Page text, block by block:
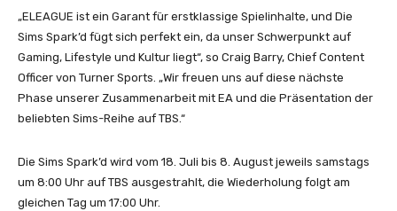
„ELEAGUE ist ein Garant für erstklassige Spielinhalte, und Die
Sims Spark’d fügt sich perfekt ein, da unser Schwerpunkt auf
Gaming, Lifestyle und Kultur liegt“, so Craig Barry, Chief Content
Officer von Turner Sports. „Wir freuen uns auf diese nächste
Phase unserer Zusammenarbeit mit EA und die Präsentation der
beliebten Sims-Reihe auf TBS.“
Die Sims Spark’d wird vom 18. Juli bis 8. August jeweils samstags
um 8:00 Uhr auf TBS ausgestrahlt, die Wiederholung folgt am
gleichen Tag um 17:00 Uhr.